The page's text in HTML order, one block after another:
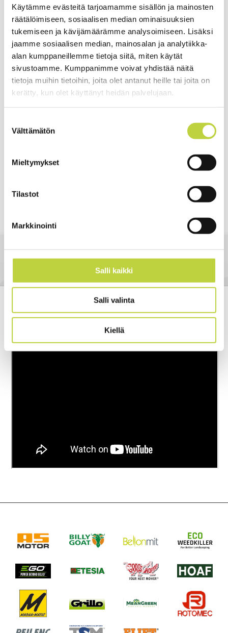
Käytämme evästeitä tarjoamamme sisällön ja mainosten
räätälöimiseen, sosiaalisen median ominaisuuksien
tukemiseen ja kävijämäärämme analysoimiseen. Lisäksi
jaamme sosiaalisen median, mainosalan ja analytiikka-
alan kumppaneillemme tietoja siitä, miten käytät
sivustoamme. Kumppanimme voivat yhdistää näitä
tietoja muihin tietoihin, joita olet antanut heille tai joita on
kerätty, kun olet käyttänyt heidän palvelujaan.
valinta
Välttämätön
Mieltymykset
Tilastot
Markkinointi
Salli kaikki
Salli valinta
Kiellä
Paino ilman latureita
Paino latureineen 96kg
Pellenc latausasema monien akkujen samanaikaiseen lataukseen ja
ylläpitoon
Näyttää halutessa säästöt euroina verrattuna bensiinimoottorien
Näyttää CO-päästöjen eron bensiinimoottoreihin verrattuna